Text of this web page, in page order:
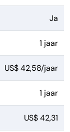
Ja
1 jaar
US$ 42,58/jaar
1 jaar
US$ 42,31